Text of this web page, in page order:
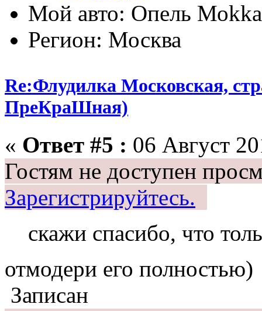
Мой авто: Опель
Регион: Москва
Re:Флудилка Московская,
ПреКраШная)
« Ответ #5 : 06 Август
Гостям не доступен
Зарегистрируйтесь.
скажи спасибо, что
отмодери его полностью)
Записан